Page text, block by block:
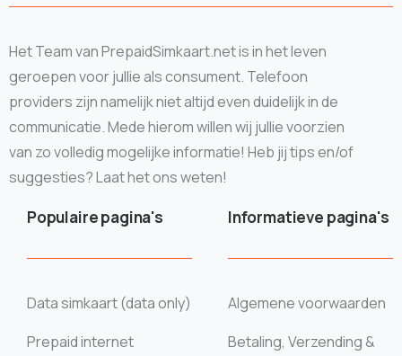
Het Team van PrepaidSimkaart.net is in het leven
geroepen voor jullie als consument. Telefoon
providers zijn namelijk niet altijd even duidelijk in de
communicatie. Mede hierom willen wij jullie voorzien
van zo volledig mogelijke informatie! Heb jij tips en/of
suggesties? Laat het ons weten!
Populaire pagina's
Data simkaart (data only)
Prepaid internet
Informatieve pagina's
Algemene voorwaarden
Betaling, Verzending &